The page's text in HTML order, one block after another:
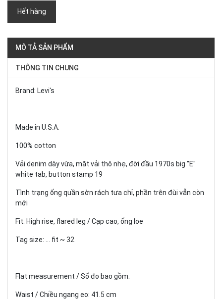
Hết hàng
MÔ TẢ SẢN PHẨM
THÔNG TIN CHUNG
Brand: Levi's
Made in U.S.A.
100% cotton
Vải denim dày vừa, mặt vải thô nhẹ, đời đầu 1970s big "E"
white tab, button stamp 19
Tình trạng ống quần sờn rách tưa chỉ, phần trên đùi vẫn còn
mới
Fit: High rise, flared leg / Cạp cao, ống loe
Tag size: ... fit ~ 32
Flat measurement / Số đo bao gồm:
Waist / Chiều ngang eo: 41.5 cm